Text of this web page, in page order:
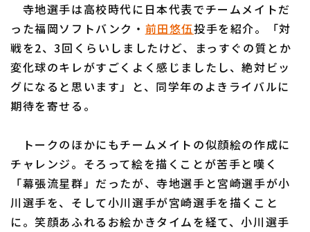
寺地選手は高校時代に日本代表でチームメイトだ
った福岡ソフトバンク・ 前田悠伍投手を紹介。「対
戦を2、3回くらいしましたけど、まっすぐの質とか
変化球のキレがすごくよく感じましたし、絶対ビッ
グになると思います」と、同学年のよきライバルに
期待を寄せる。
トークのほかにもチームメイトの似顔絵の作成に
チャレンジ。そろって絵を描くことが苦手と嘆く
「幕張流星群」だったが、寺地選手と宮崎選手が小
川選手を、そして小川選手が宮崎選手を描くこと
に。笑顔あふれるお絵かきタイムを経て、小川選手